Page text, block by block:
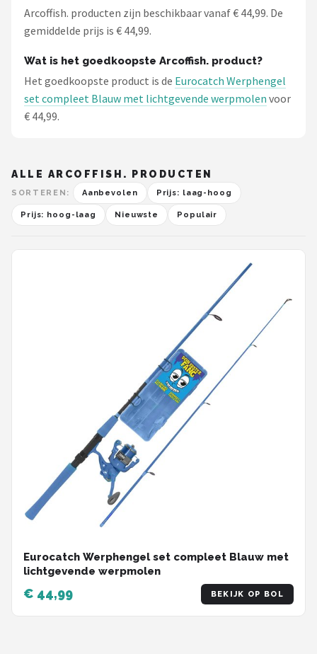
Arcoffish. producten zijn beschikbaar vanaf € 44,99. De
gemiddelde prijs is € 44,99.
Wat is het goedkoopste Arcoffish. product?
Het goedkoopste product is de Eurocatch Werphengel
set compleet Blauw met lichtgevende werpmolen voor
€ 44,99.
ALLE ARCOFFISH. PRODUCTEN
SORTEREN: Aanbevolen Prijs: laag-hoog
Prijs: hoog-laag Nieuwste Populair
Eurocatch Werphengel set compleet Blauw met
lichtgevende werpmolen
€ 44,99 BEKIJK OP BOL